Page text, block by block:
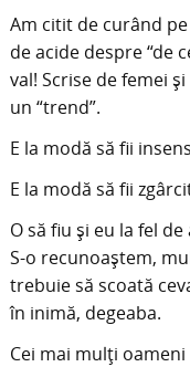
Am citit de curând
de acide despre “de
val! Scrise de femei
un “trend”.
E la modă să fii
E la modă să fii
O să fiu și eu la fel
S-o recunoaștem,
trebuie să scoată
în inimă, degeaba.
Cei mai mulți